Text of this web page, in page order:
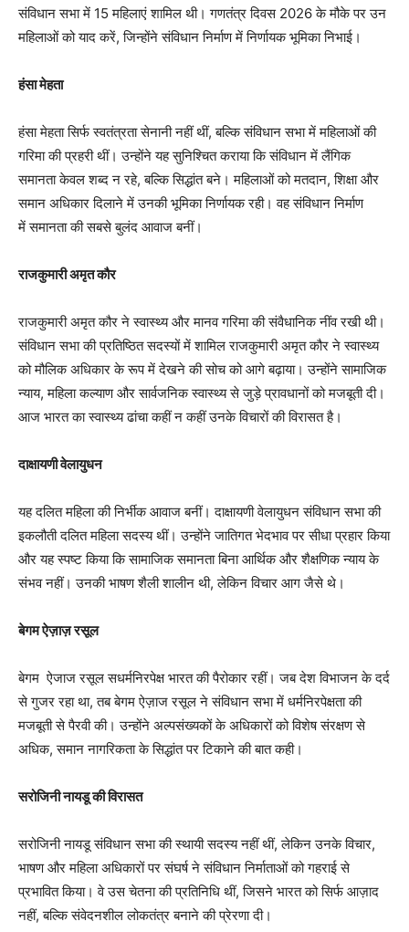
संविधान सभा में 15 महिलाएं शामिल थी। गणतंत्र दिवस 2026 के मौके पर उन
महिलाओं को याद करें, जिन्होंने संविधान निर्माण में निर्णायक भूमिका निभाई।
हंसा मेहता
हंसा मेहता सिर्फ स्वतंत्रता सेनानी नहीं थीं, बल्कि संविधान सभा में महिलाओं की
गरिमा की प्रहरी थीं। उन्होंने यह सुनिश्चित कराया कि संविधान में लैंगिक
समानता केवल शब्द न रहे, बल्कि सिद्धांत बने। महिलाओं को मतदान, शिक्षा और
समान अधिकार दिलाने में उनकी भूमिका निर्णायक रही। वह संविधान निर्माण
में समानता की सबसे बुलंद आवाज बनीं।
राजकुमारी अमृत कौर
राजकुमारी अमृत कौर ने स्वास्थ्य और मानव गरिमा की संवैधानिक नींव रखी थी।
संविधान सभा की प्रतिष्ठित सदस्यों में शामिल राजकुमारी अमृत कौर ने स्वास्थ्य
को मौलिक अधिकार के रूप में देखने की सोच को आगे बढ़ाया। उन्होंने सामाजिक
न्याय, महिला कल्याण और सार्वजनिक स्वास्थ्य से जुड़े प्रावधानों को मजबूती दी।
आज भारत का स्वास्थ्य ढांचा कहीं न कहीं उनके विचारों की विरासत है।
दाक्षायणी वेलायुधन
यह दलित महिला की निर्भीक आवाज बनीं। दाक्षायणी वेलायुधन संविधान सभा की
इकलौती दलित महिला सदस्य थीं। उन्होंने जातिगत भेदभाव पर सीधा प्रहार किया
और यह स्पष्ट किया कि सामाजिक समानता बिना आर्थिक और शैक्षणिक न्याय के
संभव नहीं। उनकी भाषण शैली शालीन थी, लेकिन विचार आग जैसे थे।
बेगम ऐज़ाज़ रसूल
बेगम ऐजाज रसूल सधर्मनिरपेक्ष भारत की पैरोकार रहीं। जब देश विभाजन के दर्द
से गुजर रहा था, तब बेगम ऐज़ाज रसूल ने संविधान सभा में धर्मनिरपेक्षता की
मजबूती से पैरवी की। उन्होंने अल्पसंख्यकों के अधिकारों को विशेष संरक्षण से
अधिक, समान नागरिकता के सिद्धांत पर टिकाने की बात कही।
सरोजिनी नायडू की विरासत
सरोजिनी नायडू संविधान सभा की स्थायी सदस्य नहीं थीं, लेकिन उनके विचार,
भाषण और महिला अधिकारों पर संघर्ष ने संविधान निर्माताओं को गहराई से
प्रभावित किया। वे उस चेतना की प्रतिनिधि थीं, जिसने भारत को सिर्फ आज़ाद
नहीं, बल्कि संवेदनशील लोकतंत्र बनाने की प्रेरणा दी।